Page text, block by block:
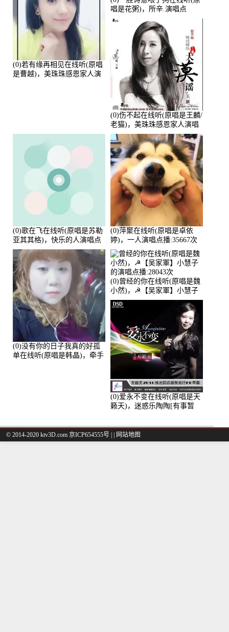
(0)若有缘再相见在线听(原唱
是曹越)，美珠珠感恩家人演
唱是花粥)，所辛.演唱点
播:80720次
(0)伤不起在线听(原唱是王麟/
老猫)，美珠珠感恩家人演唱
点播:80218次
(0)歌在飞在线听(原唱是苏勒
亚其其格)，快乐的人演唱点
播:36次
(0)萍聚在线听(原唱是卓依
婷)，一人演唱点播:35667次
(0)没有你的日子我真的好孤
单在线听(原唱是韩晶)，牵手
(0)曾经的你在线听(原唱是魏
小然)，☭【吴家軍】小慧子
的演唱点播:28043次
(0)爱永不变在线听(原唱是天
籁天)，迷惑乐陶陶[有事暂
© 2014-2020 ktv3D.com 京ICP654555号 | 网站地图